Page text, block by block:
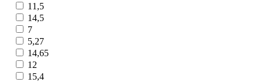
11,5
14,5
7
5,27
14,65
12
15,4